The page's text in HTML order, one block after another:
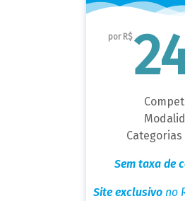
por R$
Categorias
Sem taxa de
Site exclusivono